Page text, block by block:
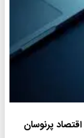
پرنوسان